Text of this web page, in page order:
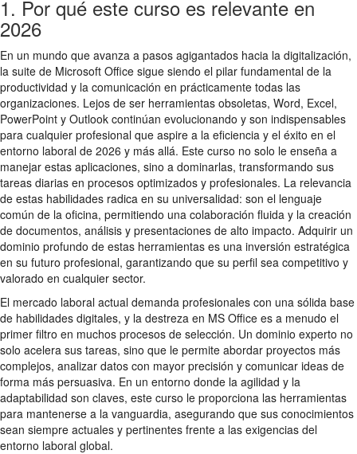
1. Por qué este curso es relevante en
2026
En un mundo que avanza a pasos agigantados hacia la digitalización,
la suite de Microsoft Office sigue siendo el pilar fundamental de la
productividad y la comunicación en prácticamente todas las
organizaciones. Lejos de ser herramientas obsoletas, Word, Excel,
PowerPoint y Outlook continúan evolucionando y son indispensables
para cualquier profesional que aspire a la eficiencia y el éxito en el
entorno laboral de 2026 y más allá. Este curso no solo le enseña a
manejar estas aplicaciones, sino a dominarlas, transformando sus
tareas diarias en procesos optimizados y profesionales. La relevancia
de estas habilidades radica en su universalidad: son el lenguaje
común de la oficina, permitiendo una colaboración fluida y la creación
de documentos, análisis y presentaciones de alto impacto. Adquirir un
dominio profundo de estas herramientas es una inversión estratégica
en su futuro profesional, garantizando que su perfil sea competitivo y
valorado en cualquier sector.
El mercado laboral actual demanda profesionales con una sólida base
de habilidades digitales, y la destreza en MS Office es a menudo el
primer filtro en muchos procesos de selección. Un dominio experto no
solo acelera sus tareas, sino que le permite abordar proyectos más
complejos, analizar datos con mayor precisión y comunicar ideas de
forma más persuasiva. En un entorno donde la agilidad y la
adaptabilidad son claves, este curso le proporciona las herramientas
para mantenerse a la vanguardia, asegurando que sus conocimientos
sean siempre actuales y pertinentes frente a las exigencias del
entorno laboral global.